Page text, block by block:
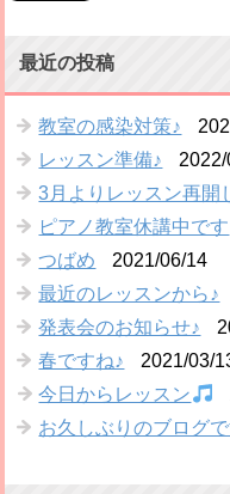
最近の投稿
教室の感染対策♪
レッスン準備♪
3月よりレッスン再開
ピアノ教室休講中です
つばめ
2021/06/14
最近のレッスンから♪
発表会のお知らせ♪
春ですね♪
2021/03/
今日からレッスン
お久しぶりのブログ